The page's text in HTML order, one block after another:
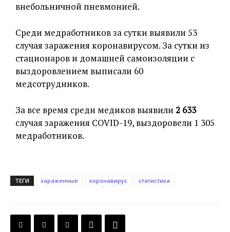
внебольничной пневмонией.
Среди медработников за сутки выявили 53
случая заражения коронавирусом. За сутки из
стационаров и домашней самоизоляции с
выздоровлением выписали 60
медсотрудников.
За все время среди медиков выявили 2 633
случая заражения COVID-19, выздоровели 1 305
медработников.
ТЕГИ зараженные коронавирус статистика